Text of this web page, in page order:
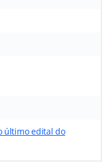
último edital do